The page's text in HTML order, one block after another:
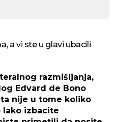
a vi ste u glavi ubacili
razmišljanja,
Edvard de Bono
nije u tome koliko
lako izbacite